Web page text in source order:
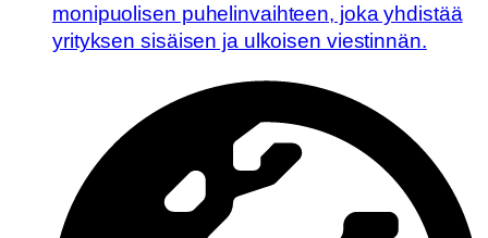
monipuolisen puhelinvaihteen, joka yhdistää
yrityksen sisäisen ja ulkoisen viestinnän.